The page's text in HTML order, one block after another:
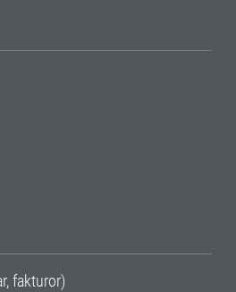
fakturor)